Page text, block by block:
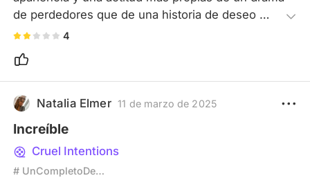
de perdedores que de una historia de deseo
manipulador.
4
Natalia Elmer 11 de marzo de 2025
Increíble
Cruel Intentions
# UnCompletoDesconocido